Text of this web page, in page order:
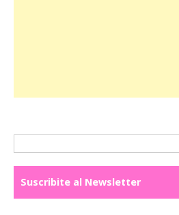
Suscribite al Newsletter